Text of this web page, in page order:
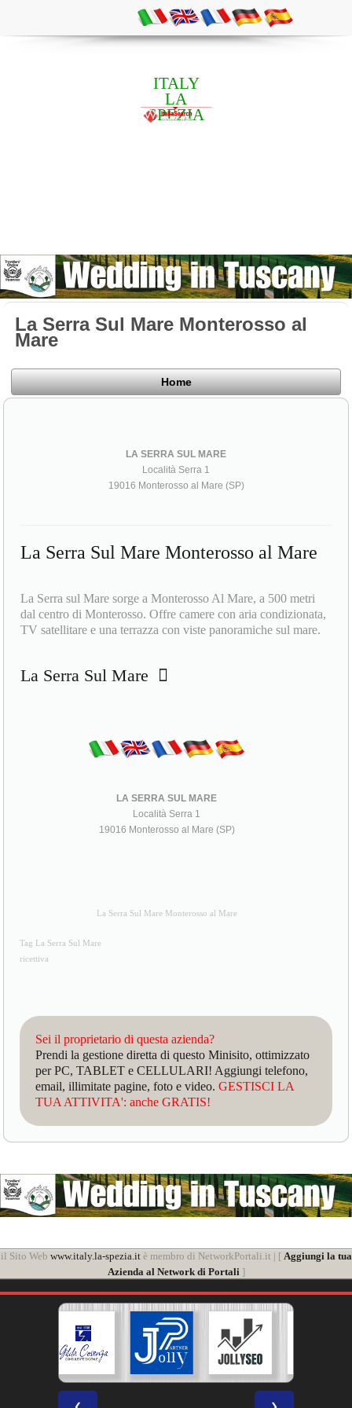
ITALY
LA
SPEZIA
La Serra Sul Mare Monterosso al
Mare
Home
LA SERRA SUL MARE
Località Serra 1
19016 Monterosso al Mare (SP)
La Serra Sul Mare Monterosso al Mare
La Serra sul Mare sorge a Monterosso Al Mare, a 500 metri
dal centro di Monterosso. Offre camere con aria condizionata,
TV satellitare e una terrazza con viste panoramiche sul mare.
La Serra Sul Mare
LA SERRA SUL MARE
Località Serra 1
19016 Monterosso al Mare (SP)
La Serra Sul Mare Monterosso al Mare
Tag La Serra Sul Mare
ricettiva
Sei il proprietario di questa azienda?
Prendi la gestione diretta di questo Minisito, ottimizzato
per PC, TABLET e CELLULARI! Aggiungi telefono,
email, illimitate pagine, foto e video.GESTISCI LA
TUA ATTIVITA': anche GRATIS!
il Sito Web www.italy.la-spezia.itè membro di NetworkPortali.it | [ Aggiungi la tua
Azienda al Network di Portali]